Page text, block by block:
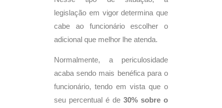
legislação em vigor determina que
cabe ao funcionário escolher o
adicional que melhor lhe atenda.
Normalmente, a periculosidade
acaba sendo mais benéfica para o
funcionário, tendo em vista que o
seu percentual é de 30% sobre o